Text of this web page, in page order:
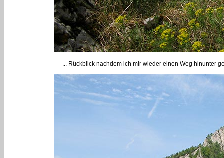
... Rückblick nachdem ich mir wieder einen Weg hinunter